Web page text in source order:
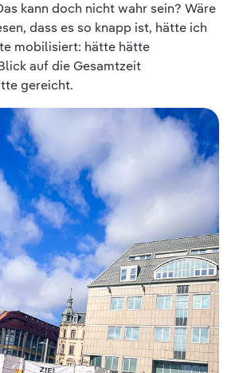
kann doch nicht wahr sein? Wäre
dass es so knapp ist, hätte ich
mobilisiert: hätte hätte
auf die Gesamtzeit
gereicht.